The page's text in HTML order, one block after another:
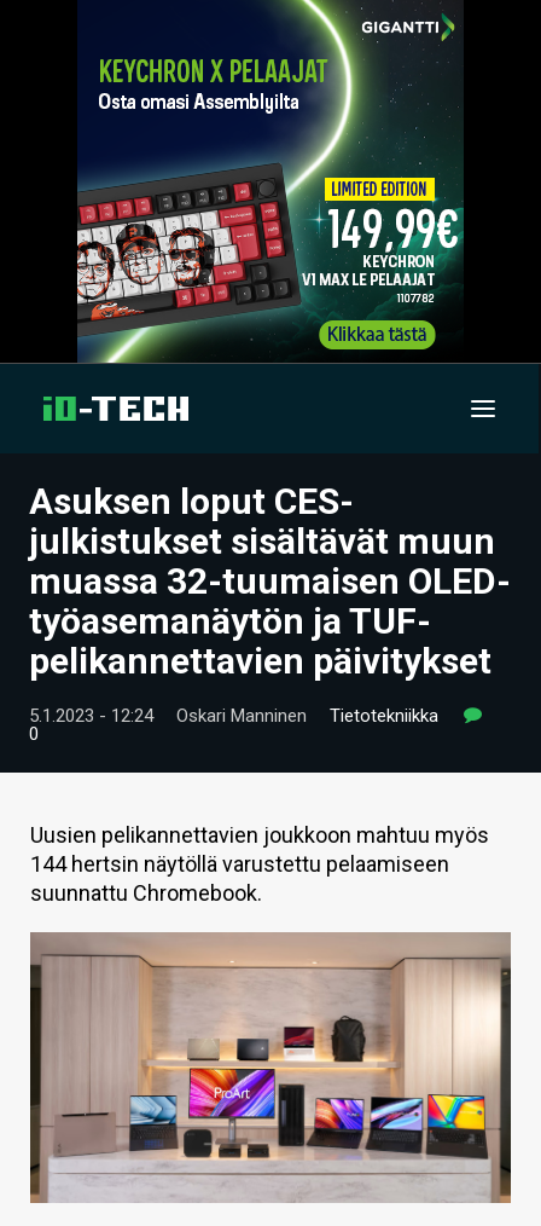
UUTISET
ARTIKKELIT
VIDEOT
TECHBBS
TIETOA
HINTA.FI
KAUPPA
VAIHDA TEEMA
Asuksen loput CES-
julkistukset sisältävät muun
muassa 32-tuumaisen OLED-
työasemanäytön ja TUF-
pelikannettavien päivitykset
5.1.2023 - 12:24 Oskari Manninen
Tietotekniikka
0
Uusien pelikannettavien joukkoon mahtuu myös
144 hertsin näytöllä varustettu pelaamiseen
suunnattu Chromebook.